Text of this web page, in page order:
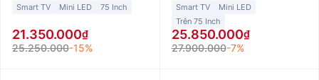
Smart TV Mini LED 75 Inch
21.350.000
25.250.000-15%
Smart TV
Mini LED
Trên 75 Inch
25.850.000
27.900.000-7%